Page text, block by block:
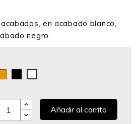
en acabado blanco,
negro.
Añadir al carrito